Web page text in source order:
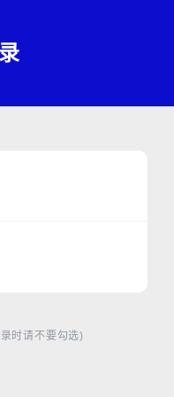
时请不要勾选)